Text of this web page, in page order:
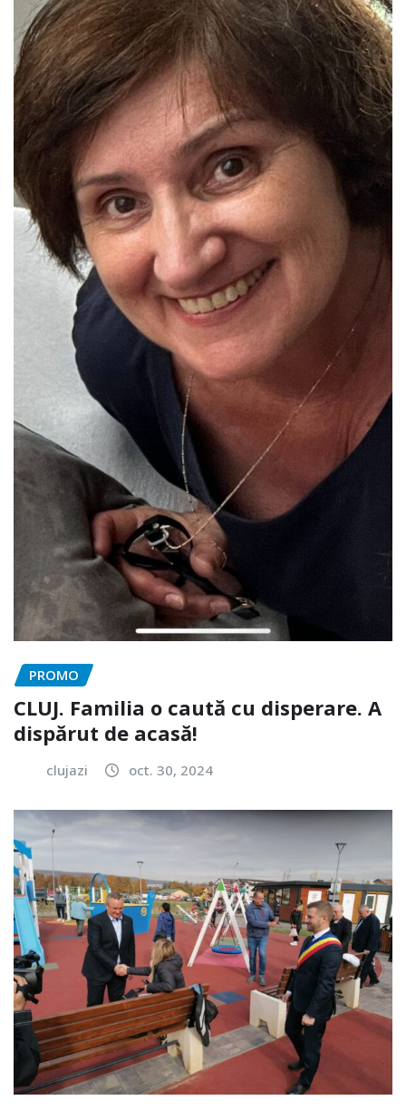
PROMO
CLUJ. Familia o caută cu disperare. A
dispărut de acasă!
clujazi oct. 30, 2024